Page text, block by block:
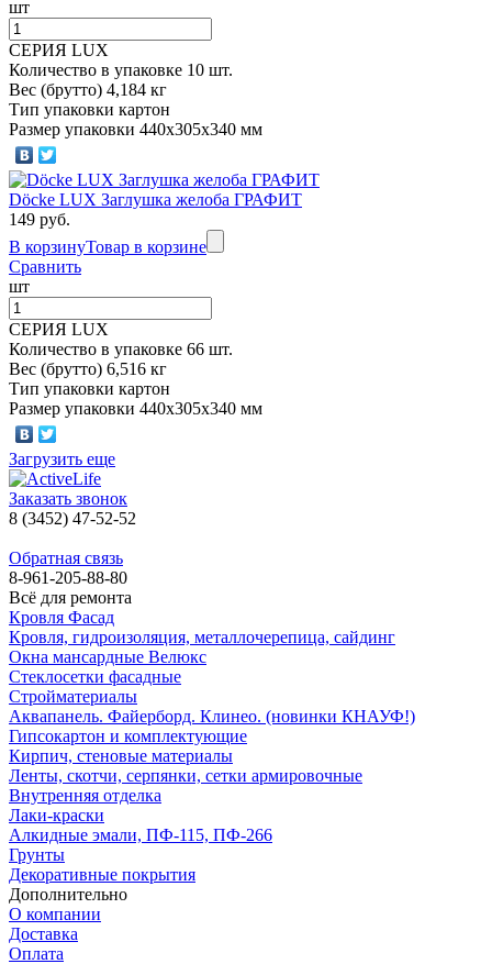
шт
СЕРИЯ LUX
Количество в упаковке 10 шт.
Вес (брутто) 4,184 кг
Тип упаковки картон
Размер упаковки 440х305х340 мм
Döcke LUX Заглушка желоба ГРАФИТ
149 руб.
В корзинуТовар в корзине
Сравнить
шт
СЕРИЯ LUX
Количество в упаковке 66 шт.
Вес (брутто) 6,516 кг
Тип упаковки картон
Размер упаковки 440х305х340 мм
Загрузить еще
Заказать звонок
8 (3452) 47-52-52
Обратная связь
8-961-205-88-80
Всё для ремонта
Кровля Фасад
Кровля, гидроизоляция, металлочерепица, сайдинг
Окна мансардные Велюкс
Стеклосетки фасадные
Стройматериалы
Аквапанель. Файерборд. Клинео. (новинки КНАУФ!)
Гипсокартон и комплектующие
Кирпич, стеновые материалы
Ленты, скотчи, серпянки, сетки армировочные
Внутренняя отделка
Лаки-краски
Алкидные эмали, ПФ-115, ПФ-266
Грунты
Декоративные покрытия
Дополнительно
О компании
Доставка
Оплата